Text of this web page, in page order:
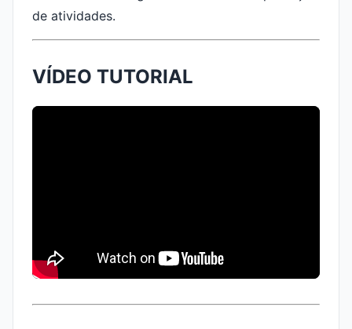
de atividades.
VÍDEO TUTORIAL